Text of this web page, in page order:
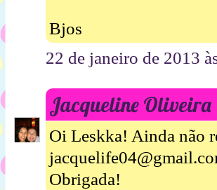
Bjos
22 de janeiro de 2013
Jacqueline Oliveira
Oi Leskka! Ainda não
Obrigada!